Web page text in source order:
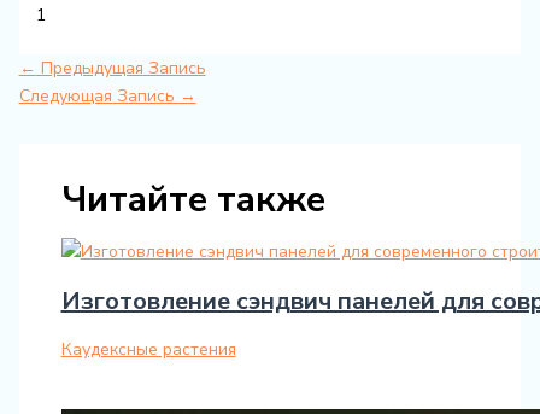
1
← Предыдущая Запись
Следующая Запись →
Читайте также
Изготовление сэндвич панелей для
Каудексные растения